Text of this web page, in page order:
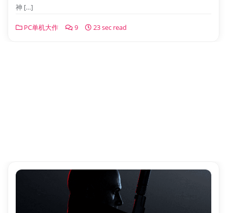
神 […]
PC单机大作 9 23 sec read